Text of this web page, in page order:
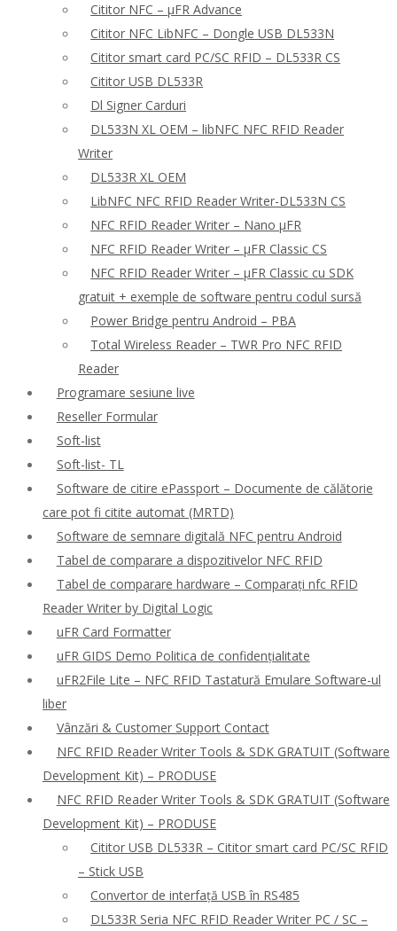
Cititor NFC – μFR Advance
Cititor NFC LibNFC – Dongle USB DL533N
Cititor smart card PC/SC RFID – DL533R CS
Cititor USB DL533R
Dl Signer Carduri
DL533N XL OEM – libNFC NFC RFID Reader
Writer
DL533R XL OEM
LibNFC NFC RFID Reader Writer-DL533N CS
NFC RFID Reader Writer – Nano μFR
NFC RFID Reader Writer – μFR Classic CS
NFC RFID Reader Writer – μFR Classic cu SDK
gratuit + exemple de software pentru codul sursă
Power Bridge pentru Android – PBA
Total Wireless Reader – TWR Pro NFC RFID
Reader
Programare sesiune live
Reseller Formular
Soft-list
Soft-list- TL
Software de citire ePassport – Documente de călătorie
care pot fi citite automat (MRTD)
Software de semnare digitală NFC pentru Android
Tabel de comparare a dispozitivelor NFC RFID
Tabel de comparare hardware – Comparați nfc RFID
Reader Writer by Digital Logic
uFR Card Formatter
uFR GIDS Demo Politica de confidențialitate
uFR2File Lite – NFC RFID Tastatură Emulare Software-ul
liber
Vânzări & Customer Support Contact
NFC RFID Reader Writer Tools & SDK GRATUIT (Software
Development Kit) – PRODUSE
NFC RFID Reader Writer Tools & SDK GRATUIT (Software
Development Kit) – PRODUSE
Cititor USB DL533R – Cititor smart card PC/SC RFID
– Stick USB
Convertor de interfață USB în RS485
DL533R Seria NFC RFID Reader Writer PC / SC –